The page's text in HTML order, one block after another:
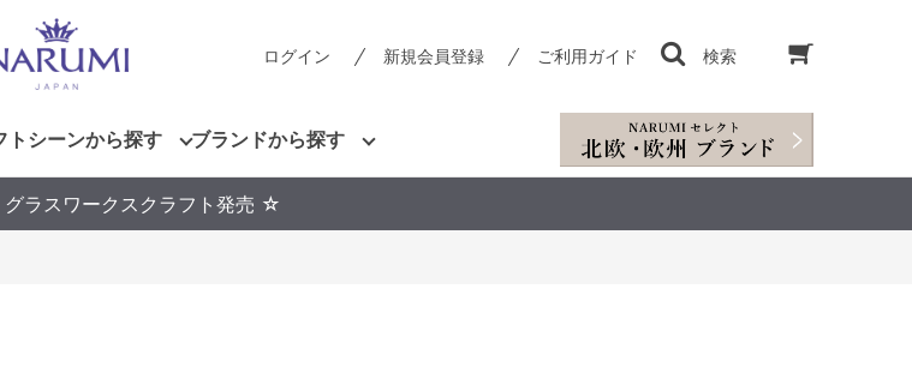
ログイン 新規会員登録 ご利用ガイド 検索
トシーンから探す ブランドから探す
ラスワークスクラフト発売 ☆